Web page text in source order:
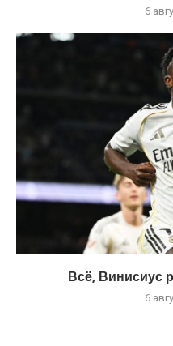
6
Всё, Винисиус
6